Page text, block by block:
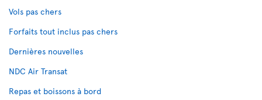
Vols pas chers
Forfaits tout inclus pas chers
Dernières nouvelles
NDC Air Transat
Repas et boissons à bord